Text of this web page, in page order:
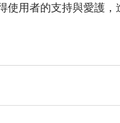
用者的支持與愛護，